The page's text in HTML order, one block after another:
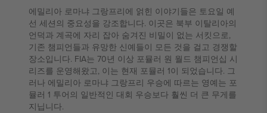
에밀리아 로마냐 그랑프리에 얽힌 이야기들은 토요일 예
선 세션의 중요성을 강조합니다. 이곳은 북부 이탈리아의
언덕과 계곡에 자리 잡아 숨겨진 비밀이 없는 서킷으로,
기존 챔피언들과 유망한 신예들이 모든 것을 걸고 경쟁할
장소입니다. FIA는 70년 이상 포뮬러 원 월드 챔피언십 시
리즈를 운영해왔고, 이는 현재 포뮬러 1이 되었습니다. 그
러나 에밀리아 로마냐 그랑프리 우승에 따르는 영예는 포
뮬러 1 투어의 일반적인 대회 우승보다 훨씬 더 큰 무게를
지닙니다.